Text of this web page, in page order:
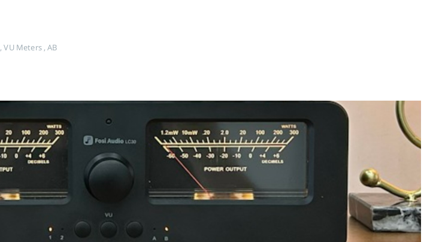
,VU Meters ,AB